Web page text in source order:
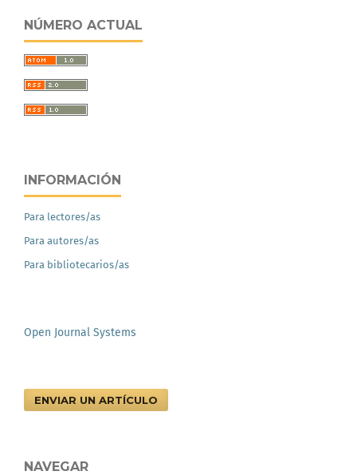
NÚMERO ACTUAL
INFORMACIÓN
Para lectores/as
Para autores/as
Para bibliotecarios/as
Open Journal Systems
ENVIAR UN ARTÍCULO
NAVEGAR